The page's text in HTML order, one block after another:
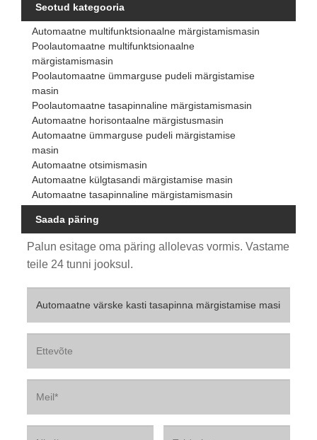
Seotud kategooria
Automaatne multifunktsionaalne märgistamismasin
Poolautomaatne multifunktsionaalne
märgistamismasin
Poolautomaatne ümmarguse pudeli märgistamise
masin
Poolautomaatne tasapinnaline märgistamismasin
Automaatne horisontaalne märgistusmasin
Automaatne ümmarguse pudeli märgistamise
masin
Automaatne otsimismasin
Automaatne külgtasandi märgistamise masin
Automaatne tasapinnaline märgistamismasin
Saada päring
Palun esitage oma päring allolevas vormis. Vastame
teile 24 tunni jooksul.